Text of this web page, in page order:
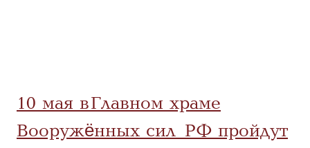
10 мая в Главном храме
Вооружённых сил РФ пройдут